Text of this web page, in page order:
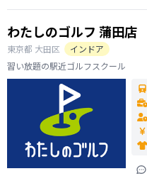
わたしのゴルフ 蒲田店
東京都 大田区
インドア
習い放題の駅近ゴルフスクール